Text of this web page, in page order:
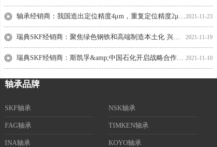
2021-11-23
瑞典SKF经销商：聚焦绿色钢铁和高端制造本土化 兴澄特钢与斯凯孚深入合作 2021-11-19
瑞典SKF经销商：斯凯孚&amp;中国石化开启战略合作新篇章 2021-11-10
轴承品牌
SKF轴承 NSK轴承
FAG轴承 TIMKEN轴承
INA轴承 KOYO轴承